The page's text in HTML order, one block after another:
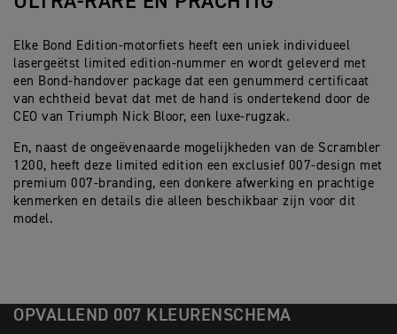
Elke Bond Edition-motorfiets heeft een uniek individueel
lasergeëtst limited edition-nummer en wordt geleverd met
een Bond-handover package dat een genummerd certificaat
van echtheid bevat dat met de hand is ondertekend door de
CEO van Triumph Nick Bloor, een luxe-rugzak.
En, naast de ongeëvenaarde mogelijkheden van de Scrambler
1200, heeft deze limited edition een exclusief 007-design met
premium 007-branding, een donkere afwerking en prachtige
kenmerken en details die alleen beschikbaar zijn voor dit
model.
OPVALLEND 007 KLEURENSCHEMA